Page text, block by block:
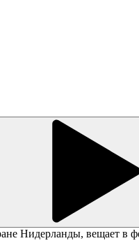
Нидерланды, вещает в